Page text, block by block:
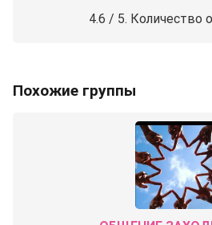
4.6 / 5. Количество
Похожие группы